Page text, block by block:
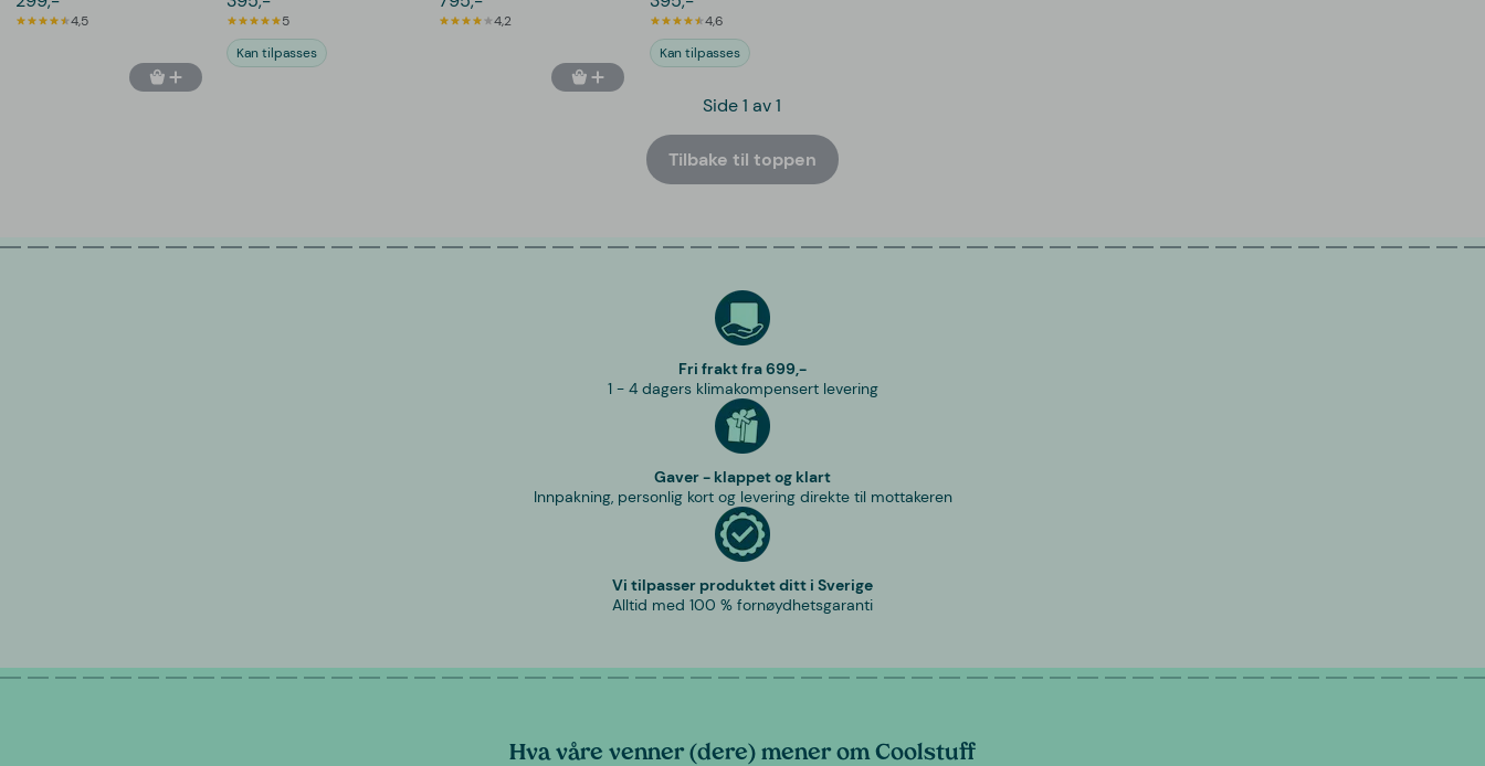
4,5
5
Kan tilpasses
4,2
4,6
Kan tilpasses
Side 1 av 1
Tilbake til toppen
Fri frakt fra 699,-
1 - 4 dagers klimakompensert levering
Gaver - klappet og klart
Innpakning, personlig kort og levering direkte til mottakeren
Vi tilpasser produktet ditt i Sverige
Alltid med 100 % fornøydhetsgaranti
Hva våre venner (dere) mener om Coolstuff